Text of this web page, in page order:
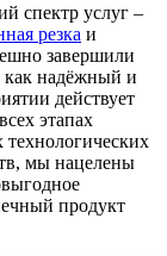
спектр услуг –
резка и
завершили
как надёжный и
действует
этапах
технологических
мы нацелены
продукт